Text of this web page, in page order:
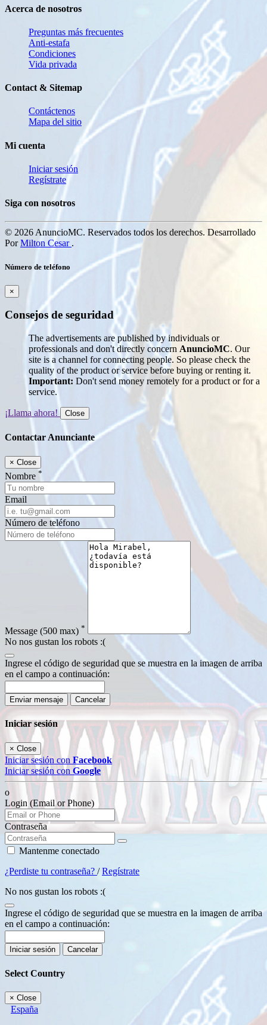
Acerca de nosotros
Preguntas más frecuentes
Anti-estafa
Condiciones
Vida privada
Contact & Sitemap
Contáctenos
Mapa del sitio
Mi cuenta
Iniciar sesión
Regístrate
Siga con nosotros
© 2026 AnuncioMC. Reservados todos los derechos. Desarrollado
PorMilton Cesar .
Número de teléfono
×
Consejos de seguridad
The advertisements are published by individuals or
professionals and don't directly concern AnuncioMC. Our
site is a channel for connecting people. So please check the
quality of the product or service before buying or renting it.
Important: Don't send money remotely for a product or for a
service.
¡Llama ahora! Close
Contactar Anunciante
× Close
Nombre *
Email
Número de teléfono
Message (500 max) *
No nos gustan los robots :(
Ingrese el código de seguridad que se muestra en la imagen de arriba
en el campo a continuación:
Enviar mensaje Cancelar
Iniciar sesión
× Close
Iniciar sesión con Facebook
Iniciar sesión con Google
o
Login (Email or Phone)
Contraseña
Mantenme conectado
¿Perdiste tu contraseña? /Regístrate
No nos gustan los robots :(
Ingrese el código de seguridad que se muestra en la imagen de arriba
en el campo a continuación:
Iniciar sesión Cancelar
Select Country
× Close
España